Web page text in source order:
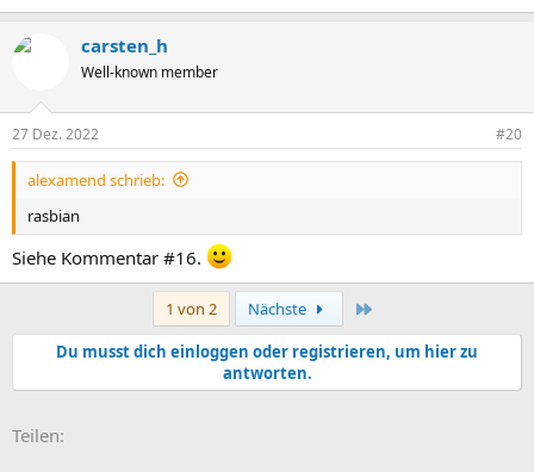
carsten_h
Well-known member
27 Dez. 2022 #20
alexamend schrieb:
rasbian
Siehe Kommentar #16.
1 von 2 Nächste
Du musst dich einloggen oder registrieren, um hier zu
antworten.
Teilen: